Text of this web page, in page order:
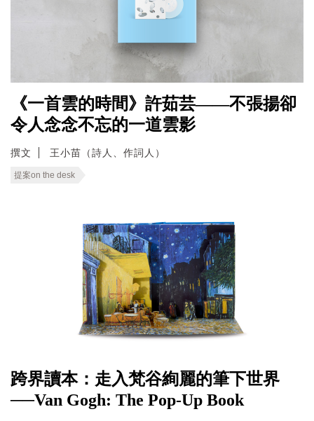
《一首雲的時間》許茹芸——不張揚卻
令人念念不忘的一道雲影
撰文 王小苗（詩人、作詞人）
提案on the desk
跨界讀本：走入梵谷絢麗的筆下世界
──Van Gogh: The Pop-Up Book